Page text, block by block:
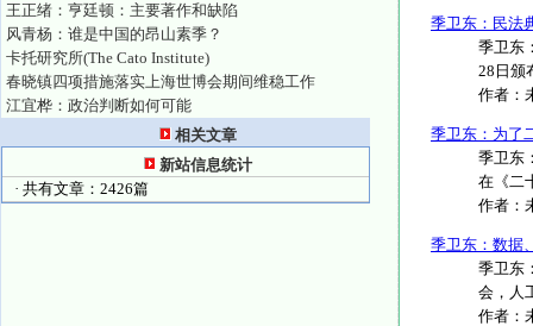
王正绪：亨廷顿：主要著作和缺陷
风青杨：谁是中国的昂山素季？
卡托研究所(The Cato Institute)
春晓镇四项措施落实上海世博会期间维稳工作
江宜桦：政治判断如何可能
相关文章
新站信息统计
· 共有文章：2426篇
季卫东：民法
季卫东
28日颁
作者：
季卫东：为了
季卫东
在《二
作者：
季卫东：数据
季卫东
会，人
作者：